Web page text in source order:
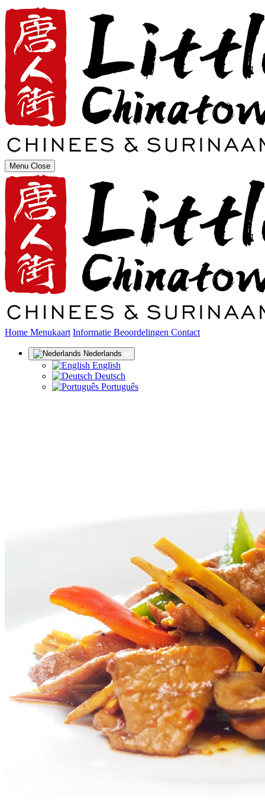
Menu Close
Home (huidige)
Menukaart Informatie Beoordelingen Contact
Nederlands
English
Deutsch
Português